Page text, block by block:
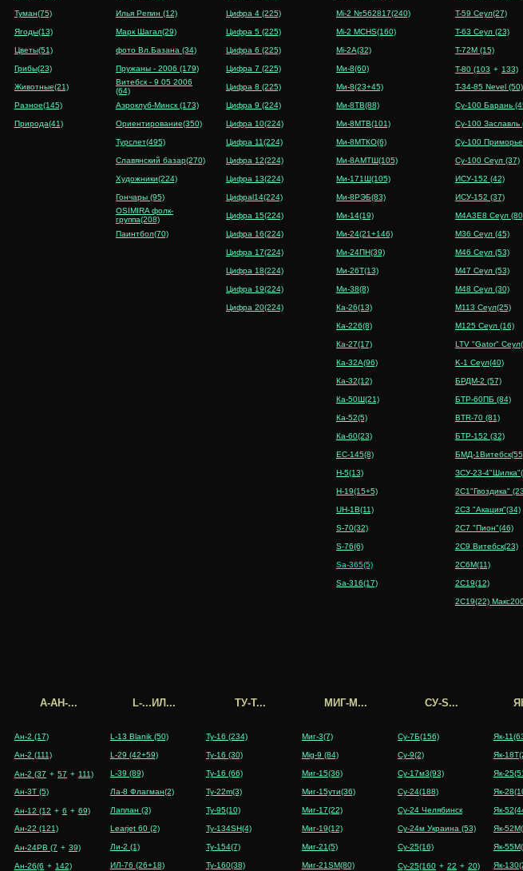
Туман(75)
Ягоды(13)
Цветы(51)
Грибы(23)
Животные(21)
Разное(145)
Природа(41)
Илья Репин (12)
Марк Шагал(29)
фото Вл.Базана (34)
Пружаны - 2006 (179)
Витебск - 9 05 2006
(64)
Аэроклуб-Минск (173)
Ориентирование(350)
Турслет(495)
Славянский базар(270)
Художники(224)
Гончары (95)
OSIMIRA фолк-
группа(208)
Паинтбол(70)
Цифра 4 (225)
Цифра 5 (225)
Цифра 6 (225)
Цифра 7 (225)
Цифра 8 (225)
Цифра 9 (224)
Цифра 10(224)
Цифра 11(224)
Цифра 12(224)
Цифра 13(224)
Цифраl14(224)
Цифра 15(224)
Цифра 16(224)
Цифра 17(224)
Цифра 18(224)
Цифра 19(224)
Цифра 20(224)
Mi-2 №562817(240)
Mi-2 MCHS(160)
Mi-2A(32)
Ми-8(60)
Ми-8(23+45)
Ми-8ТВ(88)
Ми-8МТВ(101)
Ми-8МТКО(6)
Ми-8АМТШ(105)
Ми-171Ш(105)
Ми-8РЭБ(83)
Ми-14(19)
Ми-24(21+146)
Ми-24ПН(39)
Ми-26Т(13)
Ми-38(8)
Ка-26(13)
Ка-226(8)
Ка-27(17)
Ка-32A(96)
Ка-32(12)
Ка-50Ш(21)
Ка-52(5)
Ка-60(23)
EC-145(8)
H-5(13)
H-19(15+5)
UH-1B(11)
S-70(32)
S-76(6)
Sa-365(5)
Sa-316(17)
T-59 Сеул(27)
T-63 Сеул (23)
T-72М (15)
T-80 (103 + 133)
T-34-85 Nevel (50)
Су-100 Барань
Су-100 Заславль
Су-100 Приморье
Су-100 Сеул (37)
ИСУ-152 (42)
ИСУ-152 (37)
M4A3E8 Сеул
M36 Сеул (45)
M46 Сеул (53)
M47 Сеул (53)
M48 Сеул (30)
M113 Сеул(25)
M125 Сеул (16)
LTV "Gator"
K-1 Сеул(40)
БРДМ-2 (57)
БТР-60ПБ (84)
BTR-70 (81)
БТР-152 (32)
БМД-
ЗСУ-23-
2C1"Гвоздика"
2C3 "Акация"(34)
2C7 "Пион"(46)
2C9 Витебск(23)
2C6M(11)
2C19(12)
2C19(22)
А-АН-...
Ан-2 (17)
Ан-2 (111)
Ан-2 (37 + 57 + 111)
Ан-3Т (5)
Ан-12 (12 + 6 + 69)
Ан-22 (121)
Ан-24РВ (7 + 39)
Ан-26(6 + 142)
L-...ИЛ...
L-13 Blanik (50)
L-29 (42+59)
L-39 (89)
Лa-8 Флагман(2)
Лаплан (3)
Learjet 60 (2)
Ли-2 (1)
ИЛ-76 (26+18)
ТУ-T...
Ту-16 (234)
Ту-16 (30)
Ту-16 (66)
Ту-22m(3)
Ту-95(10)
Ту-134SH(4)
Ту-154(7)
Ту-160(38)
MИГ-M...
Миг-3(7)
Mig-9 (84)
Миг-15(36)
Миг-15ути(36)
Миг-17(22)
Миг-19(12)
Миг-21(5)
Миг-21SM(80)
СУ-S...
Су-7Б(156)
Су-9(2)
Су-17м3(93)
Су-24(188)
Су-24 Челябинск
Су-24м Украина (53)
Су-25(16)
Су-25(160 + 22 + 20)
Як-
Як-
Як-
Як-
Як-
Як-
Як-
Як-